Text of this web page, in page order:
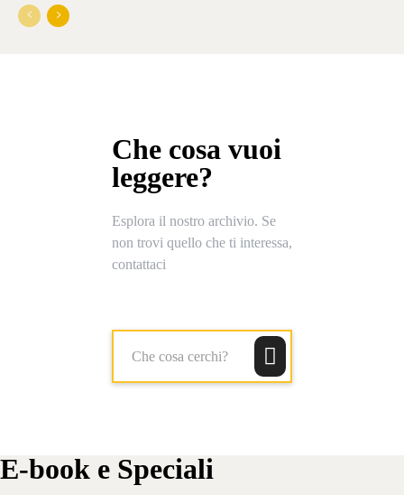
Che cosa vuoi
leggere?
Esplora il nostro archivio. Se
non trovi quello che ti interessa,
contattaci
Che cosa cerchi?
E-book e Speciali